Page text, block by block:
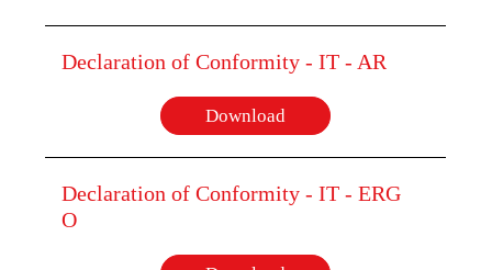
Declaration of Conformity - IT - AR
Download
Declaration of Conformity - IT - ERG
O